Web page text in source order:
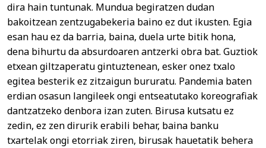
dira hain tuntunak. Mundua begiratzen dudan
bakoitzean zentzugabekeria baino ez dut ikusten. Egia
esan hau ez da barria, baina, duela urte bitik hona,
dena bihurtu da absurdoaren antzerki obra bat. Guztiok
etxean giltzaperatu gintuztenean, esker onez txalo
egitea besterik ez zitzaigun bururatu. Pandemia baten
erdian osasun langileek ongi entseatutako koreografiak
dantzatzeko denbora izan zuten. Birusa kutsatu ez
zedin, ez zen dirurik erabili behar, baina banku
txartelak ongi etorriak ziren, birusak hauetatik behera